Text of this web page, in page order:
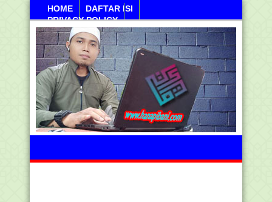
HOME
DAFTAR ISI
PRIVACY POLICY
Sanayan, 10 Agustus 2026